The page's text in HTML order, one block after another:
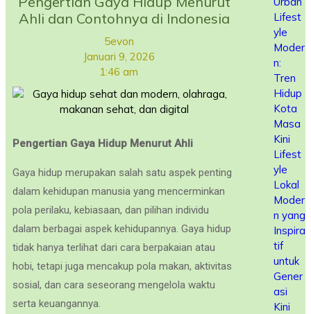
Ahli dan Contohnya di Indonesia
5evon
Januari 9, 2026
1:46 am
Pengertian Gaya Hidup Menurut Ahli
Gaya hidup merupakan salah satu aspek penting
dalam kehidupan manusia yang mencerminkan
pola perilaku, kebiasaan, dan pilihan individu
dalam berbagai aspek kehidupannya. Gaya hidup
tidak hanya terlihat dari cara berpakaian atau
hobi, tetapi juga mencakup pola makan, aktivitas
sosial, dan cara seseorang mengelola waktu
serta keuangannya.
Lifest
yle
Moder
n:
Tren
Hidup
Kota
Masa
Kini
Lifest
yle
Lokal
Moder
n yang
Inspira
tif
untuk
Gener
asi
Kini